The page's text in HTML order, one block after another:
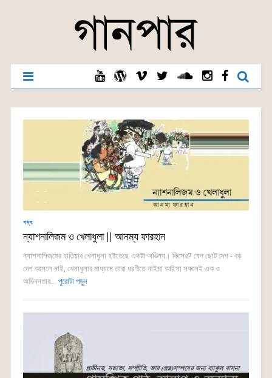
গদ্য
ন্যাশনালিজম ও খেলাধুলা || আনম্য ফারহান
ন্যাশনালিজমের হাতিয়ার খেলাধুলা হইতেছে একটা অভিনয়। কিসের? যেন ছোট দেশ - বড়
দেশ আসলে নাই, খেলাধুলার মাধ্যমে তারা ধরণীতে নাইমা আইসা সকলেই এক ও
অভিন্নতার... পুরোটা পড়ুন